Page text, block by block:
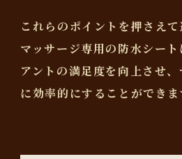
これらのポイントを押さえ
マッサージ専用の防水シー
アントの満足度を向上させ
に効率的にすることができま